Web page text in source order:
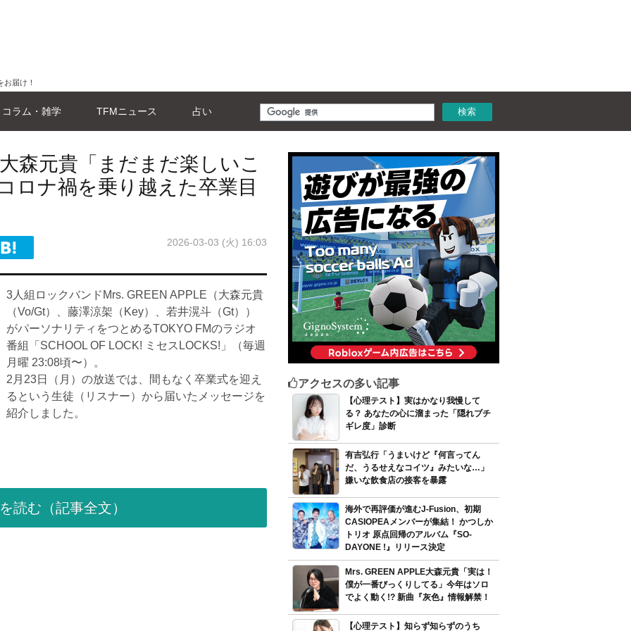
届け！
コラム・雑学 TFMニュース 占い
森元貴「まだまだ楽しいこ
ロナ禍を乗り越えた卒業目
2026-03-03 (火) 16:03
3人組ロックバンドMrs. GREEN APPLE（大森元貴
（Vo/Gt）、藤澤涼架（Key）、若井滉斗（Gt））
がパーソナリティをつとめるTOKYO FMのラジオ
番組「SCHOOL OF LOCK! ミセスLOCKS!」（毎週
月曜 23:08頃〜）。
2月23日（月）の放送では、間もなく卒業式を迎え
るという生徒（リスナー）から届いたメッセージを
紹介しました。
読む（記事全文）
アクセスの多い記事
【心理テスト】実はかなり我慢して
る？ あなたの心に溜まった「隠れブチ
ギレ度」診断
有吉弘行「うまいけど『何言ってん
だ、うるせえなコイツ』みたいな…」
嫌いな飲食店の接客を暴露
海外で再評価が進むJ-Fusion、初期
CASIOPEAメンバーが集結！ かつしか
トリオ 原点回帰のアルバム『SO-
DAYONE !』リリース決定
Mrs. GREEN APPLE大森元貴「実は！
僕が一番びっくりしてる」今年はソロ
でよく動く!? 新曲『灰色』情報解禁！
【心理テスト】知らず知らずのうち